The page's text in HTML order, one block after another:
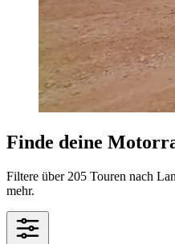
Finde deine
Filtere über 205 Touren nach
mehr.